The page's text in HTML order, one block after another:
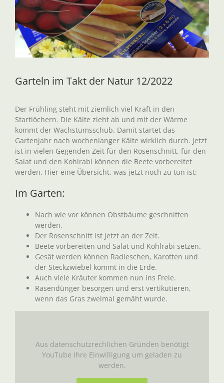
Garteln im Takt der Natur 12/2022
Der Frühling steht mit ziemlich viel Kraft in den
Startlöchern. Die Kälte zieht ab und mit der Wärme
kommt der Wachstumsschub. Damit startet das
Gartenjahr nach wochenlanger Kälte wirklich durch. Jetzt
ist in vielen Gegenden Zeit für den Rosenschnitt, für den
Salat und den Kohlrabi können die Beete vorbereitet
werden. Hier eine Übersicht, was jetzt noch zu tun ist:
Im Garten:
Nach wie vor können Obstbäume geschnitten
werden.
Der Rosenschnitt ist jetzt an der Zeit.
Beete vorbereiten und Salat und Kohlrabi setzen.
Gesät werden können Radieschen, Karotten und
der Steckzwiebel kommt in die Erde.
Auch viele Kräuter kommen nun ins Freie.
Rasendünger besorgen und erst vertikutieren,
wenn das Gras zweimal gemäht wurde.
Aus datenschutzrechlichen Gründen benötigt
YouTube Ihre Einwilligung um geladen zu
werden.